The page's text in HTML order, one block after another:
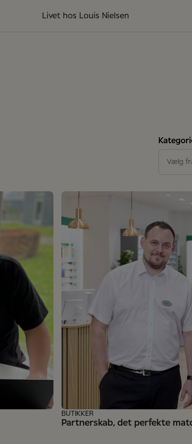
Livet hos Louis Nielsen
Vælg
GPTW
Partnerskab, det perfekte
BUTIKKER